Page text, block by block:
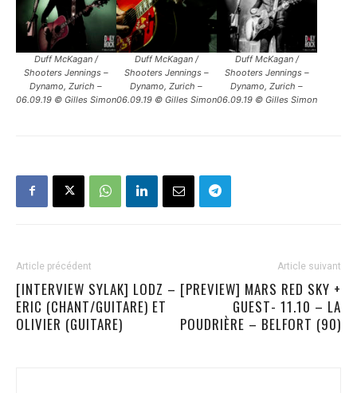
Duff McKagan /
Shooters Jennings –
Dynamo, Zurich –
06.09.19 © Gilles Simon
Duff McKagan /
Shooters Jennings –
Dynamo, Zurich –
06.09.19 © Gilles Simon
Duff McKagan /
Shooters Jennings –
Dynamo, Zurich –
06.09.19 © Gilles Simon
Article précédent
[INTERVIEW SYLAK] LODZ –
ERIC (CHANT/GUITARE) ET
OLIVIER (GUITARE)
Article suivant
[PREVIEW] MARS RED SKY +
GUEST- 11.10 – LA
POUDRIÈRE – BELFORT (90)